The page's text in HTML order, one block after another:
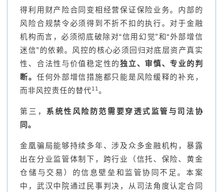
得利用财产险合同变相经营保证保险业务。内部的
风险合规禁令必须得到不折不扣的执行。对于金融
机构而言，必须彻底破除对“信用幻觉”和“外部增信
迷信”的依赖。风控的核心必须回归对底层资产真实
性、合法性与价值稳定性的独立、审慎、专业的判
断。 任何外部增信措施都只能是风险缓释的补充，
而非风控责任的替代11 。
第三， 系统性风险防范需要穿透式监管与司法协
同。
金凰骗局能够持续多年、涉及众多金融机构，暴露
出在分业监管体制下，跨行业（信托、保险、黄金
仓储与交易）的信息壁垒和监管协同不足。本案
中，武汉中院通过民事判决，从司法角度认定合同